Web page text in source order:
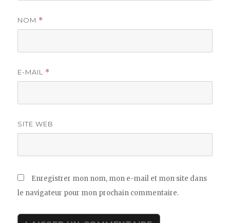
NOM *
E-MAIL *
SITE WEB
Enregistrer mon nom, mon e-mail et mon site dans
le navigateur pour mon prochain commentaire.